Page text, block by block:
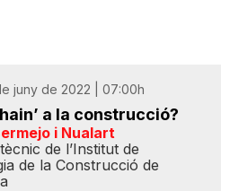
juny de 2022 | 07:00h
a la construcció?
i Nualart
de l’Institut de
de la Construcció de